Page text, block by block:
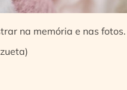
na memória e nas fotos.